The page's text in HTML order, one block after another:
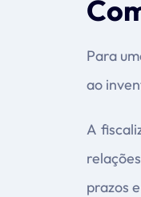
Para
ao
A
prazos